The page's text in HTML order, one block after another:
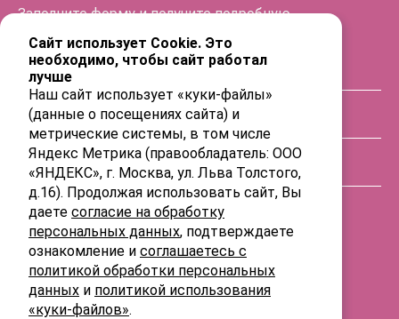
Заполните форму и получите подробную
информацию!
ФИО
Телефон
E-mail
Сайт использует Cookie. Это
необходимо, чтобы сайт работал
лучше
Наш сайт использует «куки-файлы»
(данные о посещениях сайта) и
метрические системы, в том числе
Яндекс Метрика (правообладатель: ООО
«ЯНДЕКС», г. Москва, ул. Льва Толстого,
д.16). Продолжая использовать сайт, Вы
даете согласие на обработку
персональных данных, подтверждаете
ознакомление и соглашаетесь с
политикой обработки персональных
данных и политикой использования
«куки-файлов».